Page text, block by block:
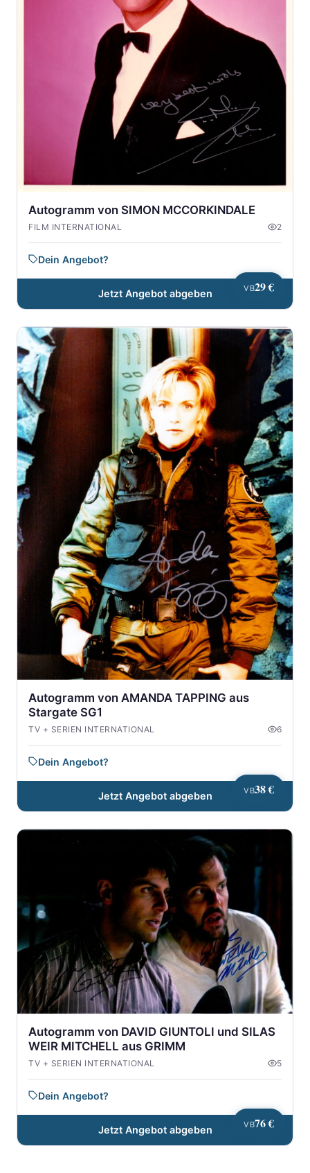
VB29 €
Autogramm von SIMON MCCORKINDALE
FILM INTERNATIONAL 2
Dein Angebot?
Jetzt Angebot abgeben
VB38 €
Autogramm von AMANDA TAPPING aus
Stargate SG1
TV + SERIEN INTERNATIONAL 6
Dein Angebot?
Jetzt Angebot abgeben
VB76 €
Autogramm von DAVID GIUNTOLI und SILAS
WEIR MITCHELL aus GRIMM
TV + SERIEN INTERNATIONAL 5
Dein Angebot?
Jetzt Angebot abgeben